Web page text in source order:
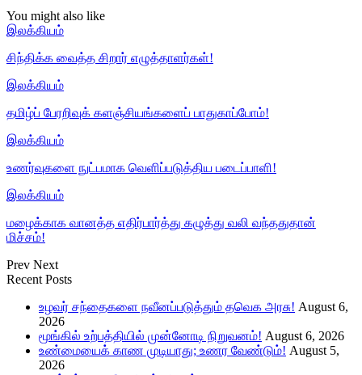
You might also like
இலக்கியம்
சிந்திக்க வைத்த சிறார் எழுத்தாளர்கள்!
இலக்கியம்
தமிழ்ப் பேரறிவுக் களஞ்சியங்களைப் பாதுகாப்போம்!
இலக்கியம்
உணர்வுகளை நுட்பமாக வெளிப்படுத்திய படைப்பாளி!
இலக்கியம்
மழைக்காக வானத்த எதிர்பார்த்து கழுத்து வலி வந்ததுதான்
மிச்சம்!
Prev Next
Recent Posts
உழவர் சந்தைகளை நவீனப்படுத்தும் தவெக அரசு! August 6,
2026
மூங்கில் உற்பத்தியில் முன்னோடி நிறுவனம்! August 6, 2026
உண்மையைக் காண முடியாது; உணர வேண்டும்! August 5,
2026